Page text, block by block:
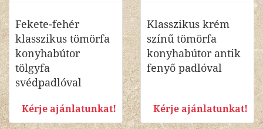
Fekete-fehér
klasszikus tömörfa
konyhabútor
tölgyfa
svédpadlóval
Kérje ajánlatunkat!
Klasszikus krém
színű tömörfa
konyhabútor antik
fenyő padlóval
Kérje ajánlatunkat!